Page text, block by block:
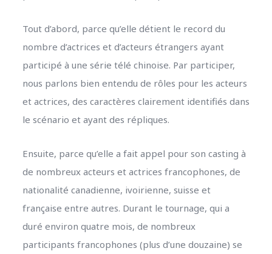
Tout d’abord, parce qu’elle détient le record du
nombre d’actrices et d’acteurs étrangers ayant
participé à une série télé chinoise. Par participer,
nous parlons bien entendu de rôles pour les acteurs
et actrices, des caractères clairement identifiés dans
le scénario et ayant des répliques.
Ensuite, parce qu’elle a fait appel pour son casting à
de nombreux acteurs et actrices francophones, de
nationalité canadienne, ivoirienne, suisse et
française entre autres. Durant le tournage, qui a
duré environ quatre mois, de nombreux
participants francophones (plus d’une douzaine) se